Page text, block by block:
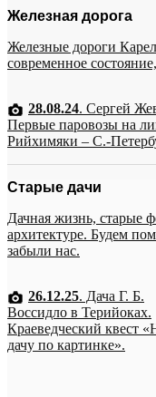
Железная дорога
Железные дороги
современное
28.08.24. Сергей
Первые паровозы на
Рийхимяки – С.-
Старые дачи
Дачная жизнь, старые
архитектуре. Будем
забыли нас.
26.12.25. Дача Г. Б.
Воссидло в Терийоках.
Краеведческий квест
дачу по картинке».